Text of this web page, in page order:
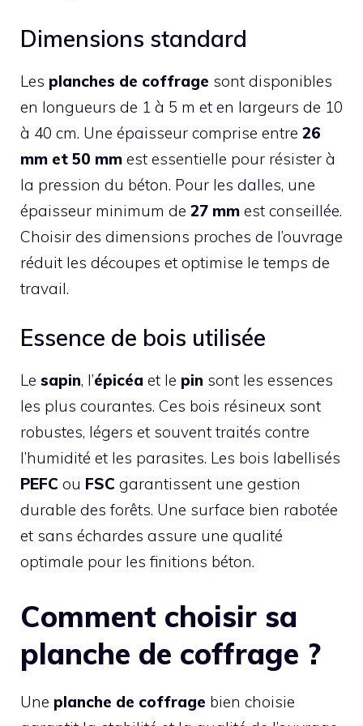
Dimensions standard
Les planches de coffrage sont disponibles
en longueurs de 1 à 5 m et en largeurs de 10
à 40 cm. Une épaisseur comprise entre 26
mm et 50 mm est essentielle pour résister à
la pression du béton. Pour les dalles, une
épaisseur minimum de 27 mm est conseillée.
Choisir des dimensions proches de l’ouvrage
réduit les découpes et optimise le temps de
travail.
Essence de bois utilisée
Le sapin, l’épicéa et le pin sont les essences
les plus courantes. Ces bois résineux sont
robustes, légers et souvent traités contre
l’humidité et les parasites. Les bois labellisés
PEFC ou FSC garantissent une gestion
durable des forêts. Une surface bien rabotée
et sans échardes assure une qualité
optimale pour les finitions béton.
Comment choisir sa
planche de coffrage ?
Une planche de coffrage bien choisie